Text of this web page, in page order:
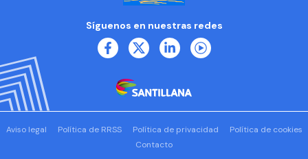
Síguenos en nuestras redes
Aviso legal Política de RRSS Política de privacidad
Política de cookies
Contacto